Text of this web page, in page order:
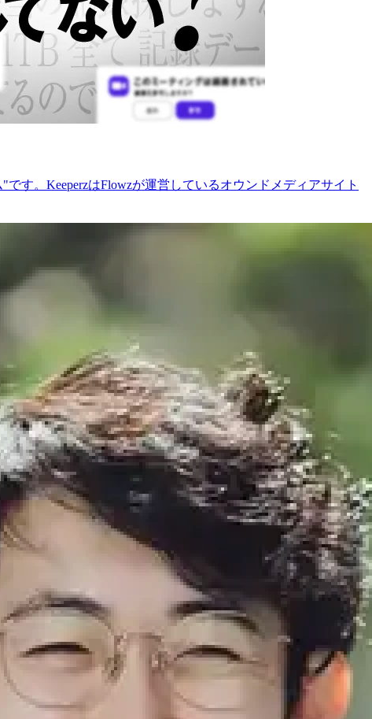
す。KeeperzはFlowzが運営しているオウンドメディアサイト